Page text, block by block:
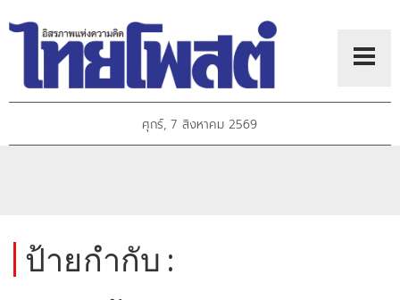
ศุกร์, 7 สิงหาคม 2569
ป้ายกำกับ :